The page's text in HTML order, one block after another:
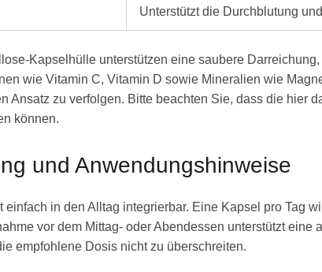
Unterstützt die Durchblutung
Kapselhülle unterstützen eine saubere
wie Vitamin C, Vitamin D sowie Mineralien wie
Ansatz zu verfolgen. Bitte beachten Sie, dass die hier
können.
und Anwendungshinweise
in den Alltag integrierbar. Eine Kapsel pro Tag
vor dem Mittag- oder Abendessen unterstützt
empfohlene Dosis nicht zu überschreiten.